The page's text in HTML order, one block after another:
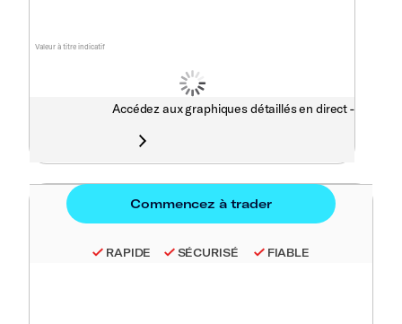
Valeur à titre indicatif
Accédez aux graphiques détaillés en direct -
RAPIDE SÉCURISÉ FIABLE